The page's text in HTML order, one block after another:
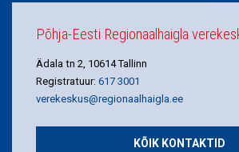
Põhja-Eesti Regionaalhaigla
Ädala tn 2, 10614 Tallinn
Registratuur: 617 3001
verekeskus@regionaalhaigla.ee
KÕIK KONTAKTID